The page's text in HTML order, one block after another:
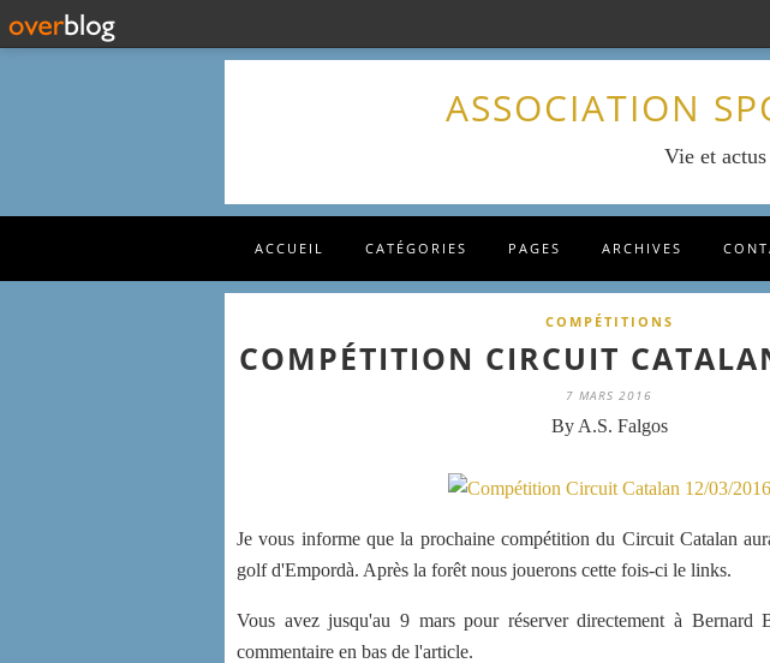
ASSOCIATION
Vie et
ACCUEIL CATÉGORIES PAGES ARCHIVES
COMPÉTITIONS
COMPÉTITION CIRCUIT
7 MARS 2016
By A.S. Falgos
Je vous informe que la prochaine compétition du Circuit Catalan
golf d'Empordà. Après la forêt nous jouerons cette fois-ci le links.
Vous avez jusqu'au 9 mars pour réserver directement à Bernard
commentaire en bas de l'article.